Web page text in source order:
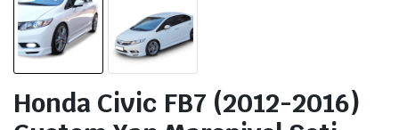
Honda Civic FB7 (2012-2016)